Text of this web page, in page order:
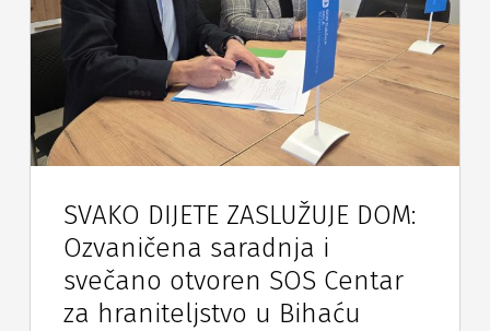
SVAKO DIJETE ZASLUŽUJE DOM:
Ozvaničena saradnja i
svečano otvoren SOS Centar
za hraniteljstvo u Bihaću